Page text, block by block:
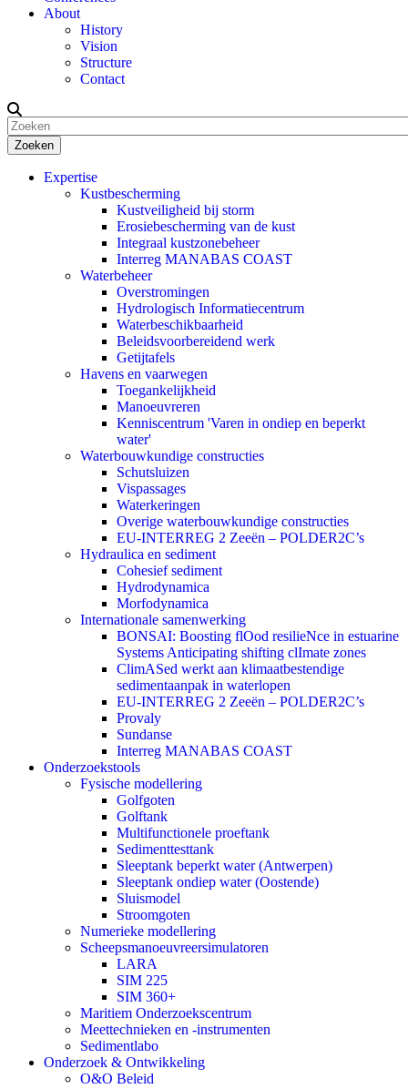
About
History
Vision
Structure
Contact
Zoeken
Expertise
Kustbescherming
Kustveiligheid bij storm
Erosiebescherming van de kust
Integraal kustzonebeheer
Interreg MANABAS COAST
Waterbeheer
Overstromingen
Hydrologisch Informatiecentrum
Waterbeschikbaarheid
Beleidsvoorbereidend werk
Getijtafels
Havens en vaarwegen
Toegankelijkheid
Manoeuvreren
Kenniscentrum 'Varen in ondiep en beperkt
water'
Waterbouwkundige constructies
Schutsluizen
Vispassages
Waterkeringen
Overige waterbouwkundige constructies
EU-INTERREG 2 Zeeën – POLDER2C’s
Hydraulica en sediment
Cohesief sediment
Hydrodynamica
Morfodynamica
Internationale samenwerking
BONSAI: Boosting flOod resilieNce in estuarine
Systems Anticipating shifting clImate zones
ClimASed werkt aan klimaatbestendige
sedimentaanpak in waterlopen
EU-INTERREG 2 Zeeën – POLDER2C’s
Provaly
Sundanse
Interreg MANABAS COAST
Onderzoekstools
Fysische modellering
Golfgoten
Golftank
Multifunctionele proeftank
Sedimenttesttank
Sleeptank beperkt water (Antwerpen)
Sleeptank ondiep water (Oostende)
Sluismodel
Stroomgoten
Numerieke modellering
Scheepsmanoeuvreersimulatoren
LARA
SIM 225
SIM 360+
Maritiem Onderzoekscentrum
Meettechnieken en -instrumenten
Sedimentlabo
Onderzoek & Ontwikkeling
O&O Beleid